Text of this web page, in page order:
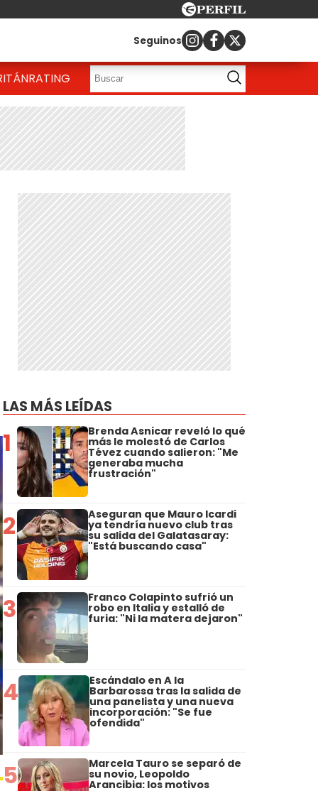
Seguinos
RATING
LAS MÁS LEÍDAS
1 Brenda Asnicar reveló lo qué
más le molestó de Carlos
Tévez cuando salieron: "Me
generaba mucha
frustración"
2 Aseguran que Mauro Icardi
ya tendría nuevo club tras
su salida del Galatasaray:
"Está buscando casa"
3 Franco Colapinto sufrió un
robo en Italia y estalló de
furia: "Ni la matera dejaron"
4 Escándalo en A la
Barbarossa tras la salida de
una panelista y una nueva
incorporación: "Se fue
ofendida"
5 Marcela Tauro se separó de
su novio, Leopoldo
Arancibia: los motivos